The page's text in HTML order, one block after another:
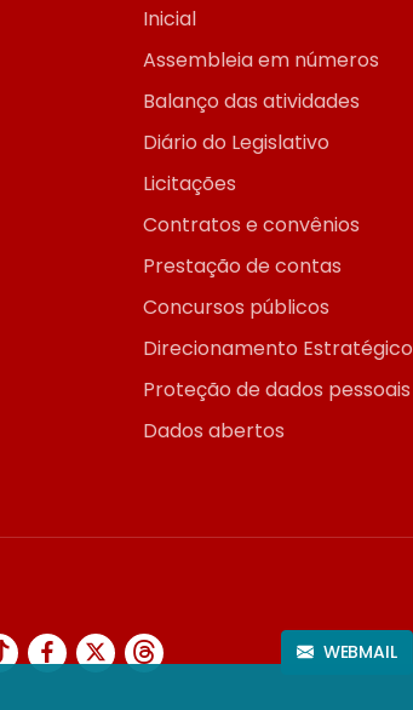
Inicial
Assembleia em números
Balanço das atividades
Diário do Legislativo
Licitações
Contratos e convênios
Prestação de contas
Concursos públicos
Direcionamento Estratégico
Proteção de dados pessoais
Dados abertos
WEBMAIL